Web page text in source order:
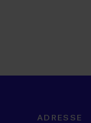
ADRESSE